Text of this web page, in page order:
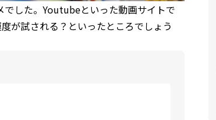
した。Youtubeといった動画サイトで
が試される？といったところでしょう